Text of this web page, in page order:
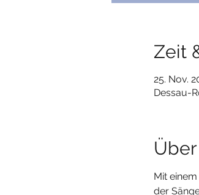
Zeit
25. Nov.
Dessau-
Mit
der